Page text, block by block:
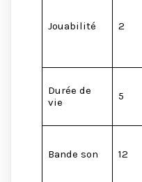
Jouabilité 2
Durée de
vie
5
Bande son 12